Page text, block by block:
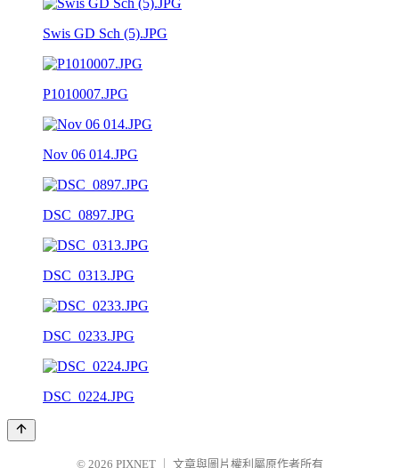
Swis GD Sch (5).JPG
P1010007.JPG
Nov 06 014.JPG
DSC_0897.JPG
DSC_0313.JPG
DSC_0233.JPG
DSC_0224.JPG
© 2026 PIXNET 文章與圖片權利屬原作者所有